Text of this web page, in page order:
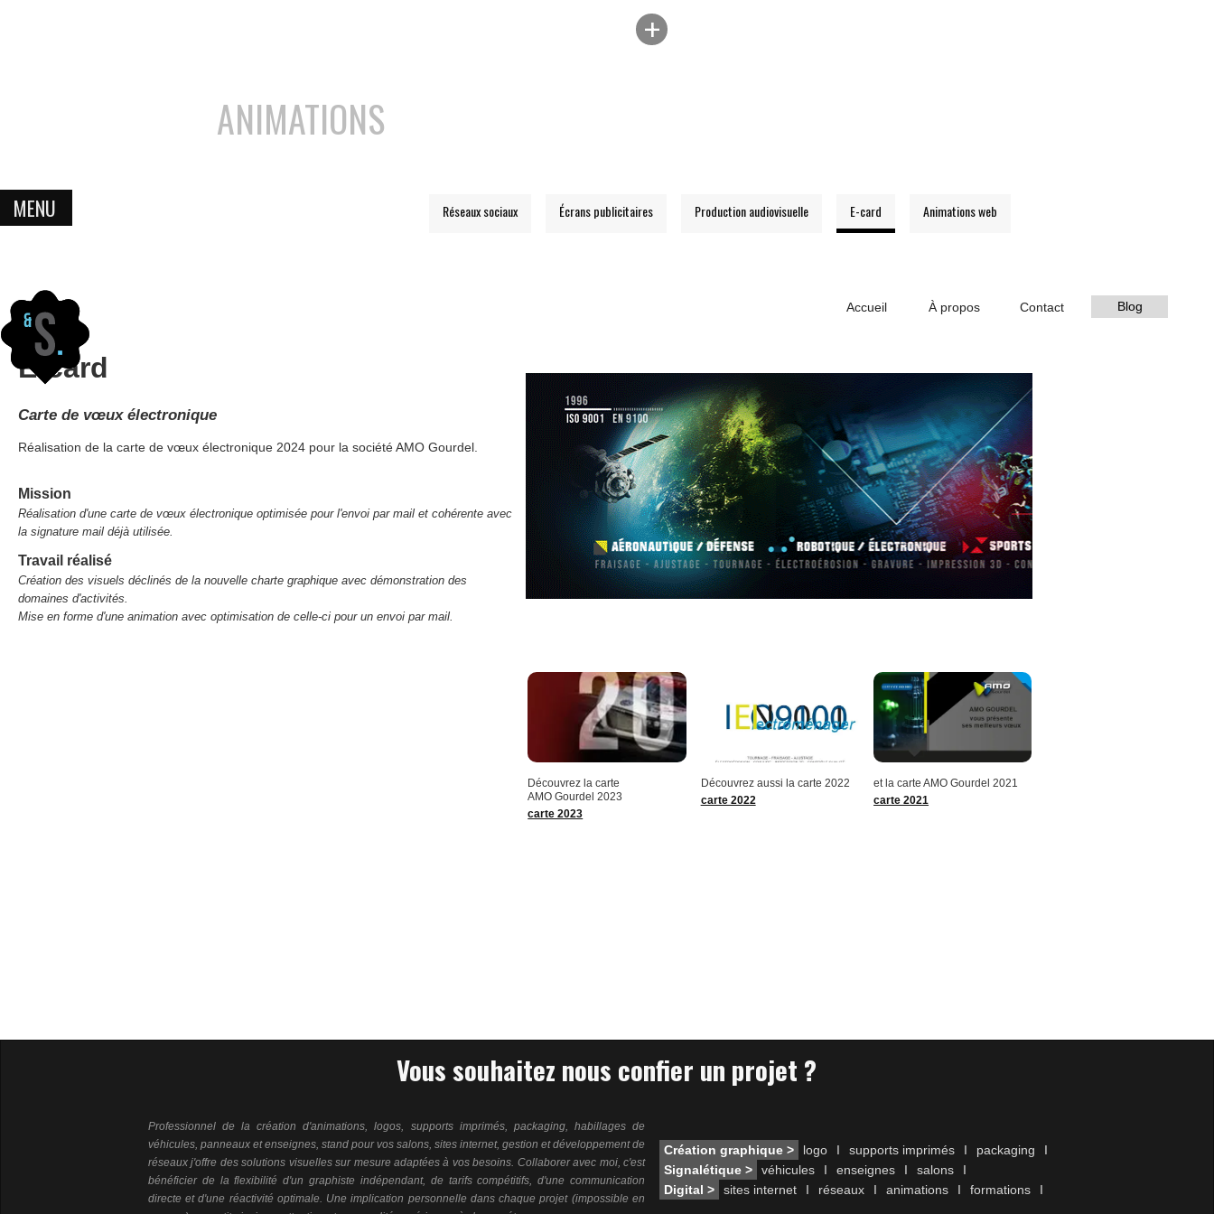
Accueil À propos Contact Blog
Réseaux sociaux Écrans publicitaires Production audiovisuelle E-card Animations web
ANIMATIONS
E-card
Carte de vœux électronique
Réalisation de la carte de vœux électronique 2024 pour la société AMO Gourdel.
Mission
Réalisation d'une carte de vœux électronique optimisée pour l'envoi par mail et cohérente avec
la signature mail déjà utilisée.
Travail réalisé
Création des visuels déclinés de la nouvelle charte graphique avec démonstration des
domaines d'activités.
Mise en forme d'une animation avec optimisation de celle-ci pour un envoi par mail.
Découvrez la carte
AMO Gourdel 2023
carte 2023
Découvrez aussi la carte 2022
carte 2022
et la carte AMO Gourdel 2021
carte 2021
MENU
Vous souhaitez nous confier un projet ?
Professionnel de la création d'animations, logos, supports imprimés, packaging, habillages de
véhicules, panneaux et enseignes, stand pour vos salons, sites internet, gestion et développement de
réseaux j'offre des solutions visuelles sur mesure adaptées à vos besoins. Collaborer avec moi, c'est
bénéficier de la flexibilité d'un graphiste indépendant, de tarifs compétitifs, d'une communication
directe et d'une réactivité optimale. Une implication personnelle dans chaque projet (impossible en
Création graphique > logo I supports imprimés I packaging
I
Signalétique >
véhicules I enseignes I salons
I
Digital >
sites internet I réseaux I animations I formations I
+